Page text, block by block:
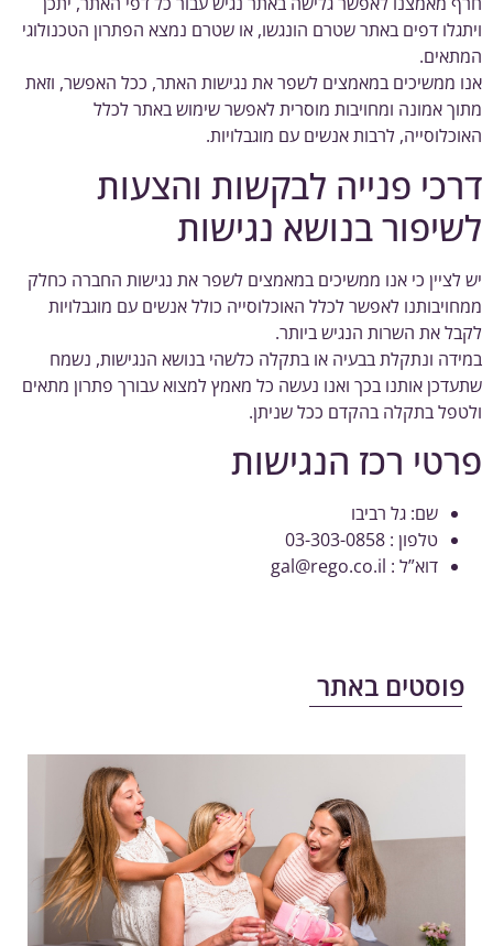
דפים באתר שטרם הונגשו, או שטרם נמצא הפתרון הטכנולוגי
ממשיכים במאמצים לשפר את נגישות האתר, ככל האפשר, וזאת
אמונה ומחויבות מוסרית לאפשר שימוש באתר לכלל
לרבות אנשים עם מוגבלויות.
פנייה לבקשות והצעות
בנושא נגישות
כי אנו ממשיכים במאמצים לשפר את נגישות החברה כחלק
לאפשר לכלל האוכלוסייה כולל אנשים עם מוגבלויות
את השרות הנגיש ביותר.
ונתקלת בבעיה או בתקלה כלשהי בנושא הנגישות, נשמח
אותנו בכך ואנו נעשה כל מאמץ למצוא עבורך פתרון מתאים
בתקלה בהקדם ככל שניתן.
רכז הנגישות
שם: גל רביבו
טלפון : 03-303-0858
דוא”ל :gal@rego.co.il
באתר